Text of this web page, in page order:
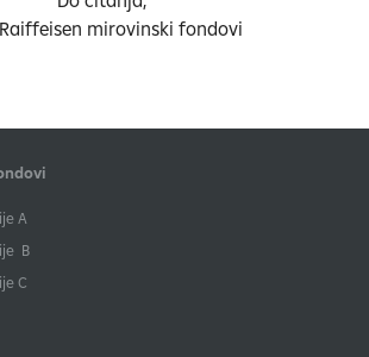
mirovinski fondovi
A
B
C